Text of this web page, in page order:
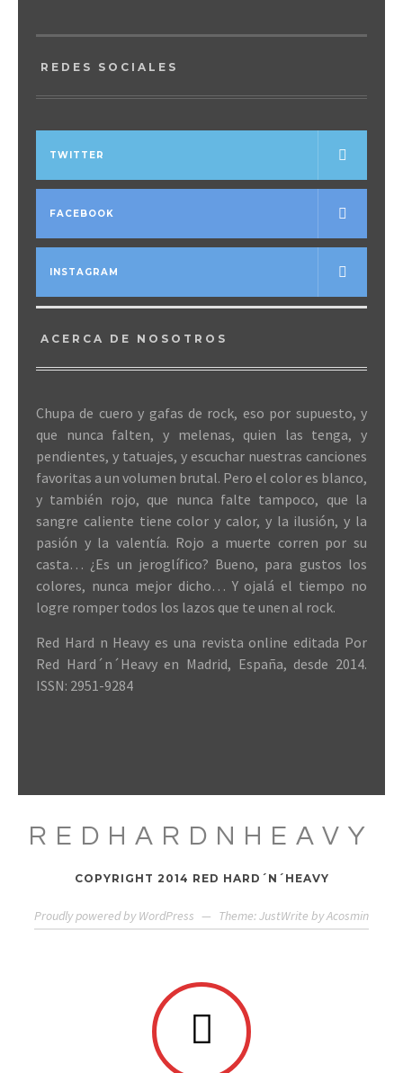
REDES SOCIALES
TWITTER
FACEBOOK
INSTAGRAM
ACERCA DE NOSOTROS
Chupa de cuero y gafas de rock, eso por supuesto, y
que nunca falten, y melenas, quien las tenga, y
pendientes, y tatuajes, y escuchar nuestras canciones
favoritas a un volumen brutal. Pero el color es blanco,
y también rojo, que nunca falte tampoco, que la
sangre caliente tiene color y calor, y la ilusión, y la
pasión y la valentía. Rojo a muerte corren por su
casta… ¿Es un jeroglífico? Bueno, para gustos los
colores, nunca mejor dicho… Y ojalá el tiempo no
logre romper todos los lazos que te unen al rock.
Red Hard n Heavy es una revista online editada Por
Red Hard´n´Heavy en Madrid, España, desde 2014.
ISSN: 2951-9284
REDHARDNHEAVY
COPYRIGHT 2014 RED HARD´N´HEAVY
Proudly powered by WordPress — Theme: JustWrite byAcosmin